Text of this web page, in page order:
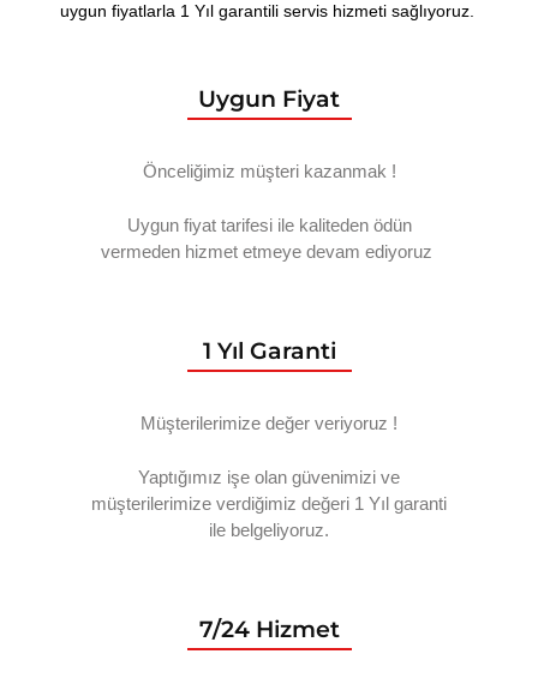
uygun fiyatlarla 1 Yıl garantili servis hizmeti sağlıyoruz.
Uygun Fiyat
Önceliğimiz müşteri kazanmak !
Uygun fiyat tarifesi ile kaliteden ödün
vermeden hizmet etmeye devam ediyoruz
1 Yıl Garanti
Müşterilerimize değer veriyoruz !
Yaptığımız işe olan güvenimizi ve
müşterilerimize verdiğimiz değeri 1 Yıl garanti
ile belgeliyoruz.
7/24 Hizmet